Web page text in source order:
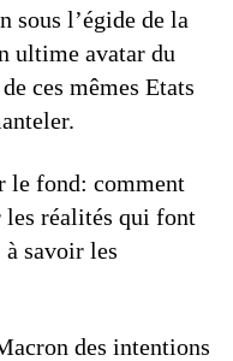
sous l’égide de la
ultime avatar du
ces mêmes Etats
le fond: comment
les réalités qui font
savoir les
des intentions